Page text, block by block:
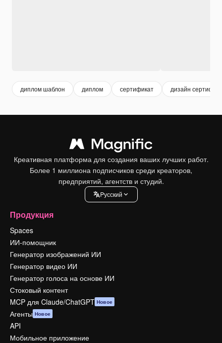
диплом шаблон диплом сертификат дизайн
Креативная платформа для создания ваших лучших работ.
Более 1 миллиона подписчиков среди креаторов,
предприятий, агентств и студий.
Pусский
Продукция
Spaces
ИИ-помощник
Генератор изображений ИИ
Генератор видео ИИ
Генератор голоса на основе ИИ
Стоковый контент
MCP для Claude/ChatGPT Новое
Агенты Новое
API
Мобильное приложение